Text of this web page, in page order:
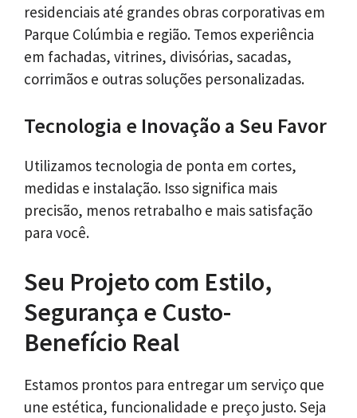
residenciais até grandes obras corporativas em
Parque Colúmbia e região. Temos experiência
em fachadas, vitrines, divisórias, sacadas,
corrimãos e outras soluções personalizadas.
Tecnologia e Inovação a Seu Favor
Utilizamos tecnologia de ponta em cortes,
medidas e instalação. Isso significa mais
precisão, menos retrabalho e mais satisfação
para você.
Seu Projeto com Estilo,
Segurança e Custo-
Benefício Real
Estamos prontos para entregar um serviço que
une estética, funcionalidade e preço justo. Seja